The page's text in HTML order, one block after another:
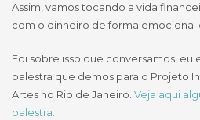
Assim, vamos tocando a vida
com o dinheiro de forma emocional
Foi sobre isso que conversamos, eu
palestra que demos para o Projeto
Artes no Rio de Janeiro. Veja aqui
palestra.